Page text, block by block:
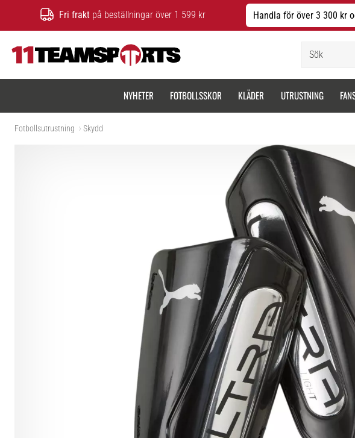
Fri frakt på beställningar över 1 599 kr Handla för över 3 300 kr
NYHETER FOTBOLLSSKOR KLÄDER UTRUSTNING
Fotbollsutrustning Skydd